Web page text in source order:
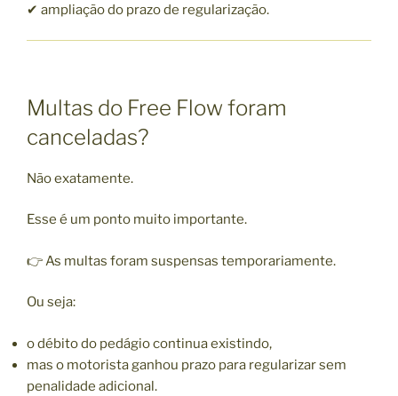
✔ ampliação do prazo de regularização.
Multas do Free Flow foram
canceladas?
Não exatamente.
Esse é um ponto muito importante.
👉 As multas foram suspensas temporariamente.
Ou seja:
o débito do pedágio continua existindo,
mas o motorista ganhou prazo para regularizar sem
penalidade adicional.